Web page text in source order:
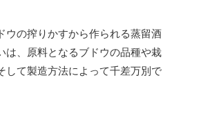
ウの搾りかすから作られる蒸留酒
は、原料となるブドウの品種や栽
して製造方法によって千差万別で